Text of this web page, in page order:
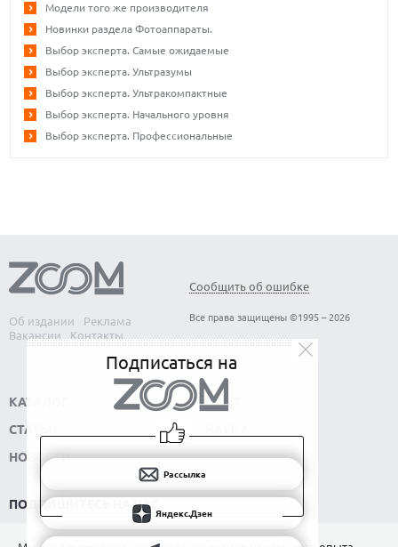
Модели того же производителя
Новинки раздела Фотоаппараты.
Выбор эксперта. Самые ожидаемые
Выбор эксперта. Ультразумы
Выбор эксперта. Ультракомпактные
Выбор эксперта. Начального уровня
Выбор эксперта. Профессиональные
Об издании
Реклама
Вакансии
Контакты
Сообщить об ошибке
Все права защищены ©1995 – 2026
КАТАЛОГ
СТАТЬИ
НОВОСТИ
СОФТ
ПОДПИШИТЕСЬ НА НАС
РАССЫЛКА
Подписаться на
Рассылка
Яндекс.Дзен